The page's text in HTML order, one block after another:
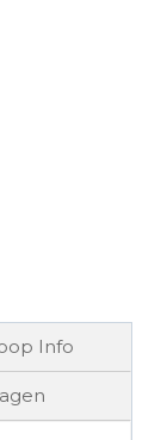
Info